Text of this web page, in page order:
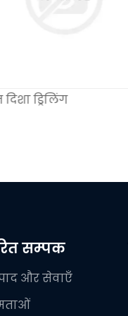
दिशा ड्रिलिंग
सम्पक
और सेवाएँ